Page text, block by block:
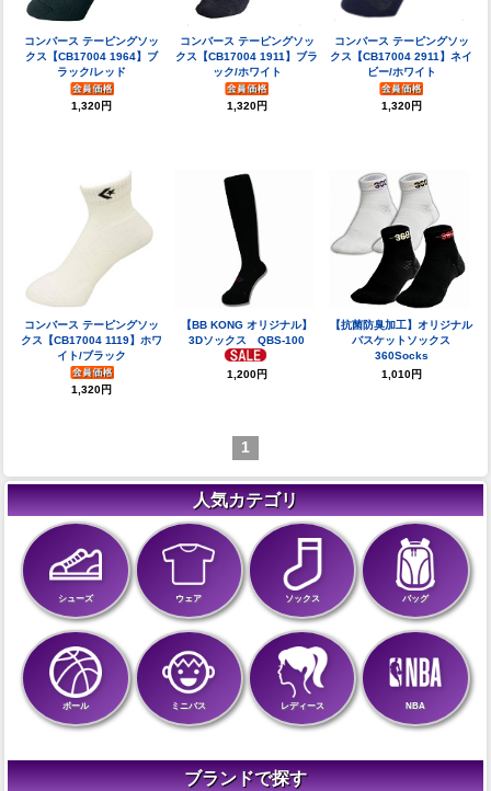
コンバース テーピングソッ
クス【CB17004 1964】ブ
ラック/レッド
1,320円
コンバース テーピングソッ
クス【CB17004 1911】ブラ
ック/ホワイト
1,320円
コンバース テーピングソッ
クス【CB17004 2911】ネイ
ビー/ホワイト
1,320円
コンバース テーピングソッ
クス【CB17004 1119】ホワ
イト/ブラック
1,320円
【BB KONG オリジナル】
3Dソックス QBS-100
1,200円
【抗菌防臭加工】オリジナル
バスケットソックス
360Socks
1,010円
1
人気カテゴリ
シューズ ウェア ソックス バッグ
ボール ミニバス レディース NBA
ブランドで探す